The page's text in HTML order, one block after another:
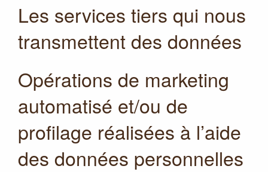
Les services tiers qui nous
transmettent des données
Opérations de marketing
automatisé et/ou de
profilage réalisées à l’aide
des données personnelles